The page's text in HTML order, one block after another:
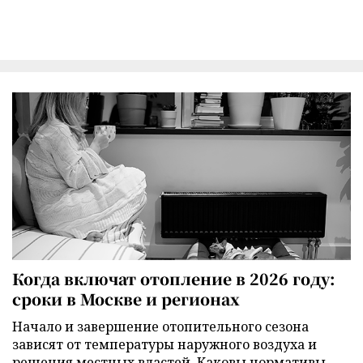
Когда включат отопление в 2026 году:
сроки в Москве и регионах
Начало и завершение отопительного сезона
зависят от температуры наружного воздуха и